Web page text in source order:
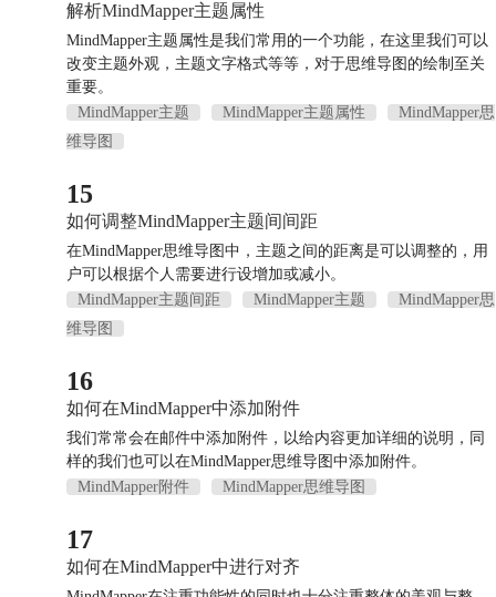
解析MindMapper主题属性
MindMapper主题属性是我们常用的一个功能，在这里我们可以
改变主题外观，主题文字格式等等，对于思维导图的绘制至关
重要。
MindMapper主题
MindMapper主题属性
MindMapper思
维导图
15
如何调整MindMapper主题间间距
在MindMapper思维导图中，主题之间的距离是可以调整的，用
户可以根据个人需要进行设增加或减小。
MindMapper主题间距
MindMapper主题
MindMapper思
维导图
16
如何在MindMapper中添加附件
我们常常会在邮件中添加附件，以给内容更加详细的说明，同
样的我们也可以在MindMapper思维导图中添加附件。
MindMapper附件
MindMapper思维导图
17
如何在MindMapper中进行对齐